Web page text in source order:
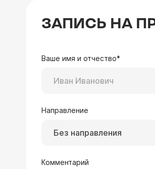
ЗАПИСЬ НА
Ваше имя и отчество*
Направление
Без направления
Комментарий